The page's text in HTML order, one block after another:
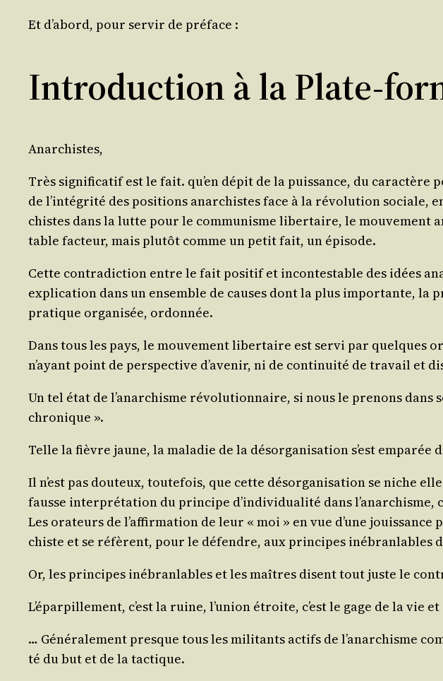
Et d’a­bord, pour ser­vir de préface :
Introduction à la Plate-
Anar­chistes,
Très signi­fi­ca­tif est le fait. qu’en dépit de la puis­sance, du
de l’in­té­gri­té des posi­tions anar­chistes face à la révo­lu­tion sociale,
chistes dans la lutte pour le com­mu­nisme liber­taire, le
table fac­teur, mais plu­tôt comme un petit fait, un épisode.
Cette contra­dic­tion entre le fait posi­tif et incon­tes­table des idées
expli­ca­tion dans un ensemble de causes dont la plus impor­tante, la
pra­tique orga­ni­sée, ordonnée.
Dans tous les pays, le mou­ve­ment liber­taire est ser­vi par
n’ayant point de pers­pec­tive d’a­ve­nir, ni de conti­nui­té de tra­vail et
Un tel état de l’a­nar­chisme révo­lu­tion­naire, si nous le pre­nons
chronique ».
Telle la fièvre jaune, la mala­die de la désor­ga­ni­sa­tion s’est empa­rée
Il n’est pas dou­teux, tou­te­fois, que cette désor­ga­ni­sa­tion se niche
fausse inter­pré­ta­tion du prin­cipe d’in­di­vi­dua­li­té dans
Les ora­teurs de l’af­fir­ma­tion de leur « moi » en vue d’une
chiste et se réfèrent, pour le défendre, aux prin­cipes inébran­lables
Or, les prin­cipes inébran­lables et les maîtres disent tout juste le
L’é­par­pille­ment, c’est la ruine, l’u­nion étroite, c’est le gage de la vie
… Géné­ra­le­ment presque tous les mili­tants actifs de l’a­nar­chisme
té du but et de la tactique.